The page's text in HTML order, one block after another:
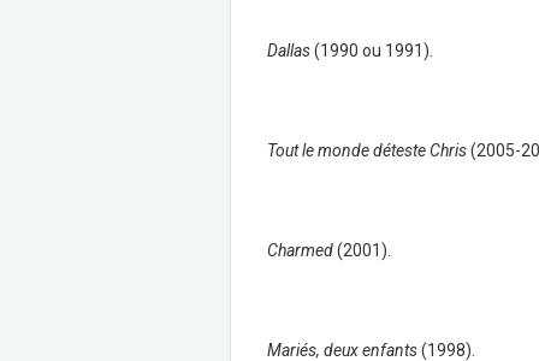
Dallas(1990 ou 1991)
Tout le monde déteste Chris(2005-
Charmed(2001).
Mariés, deux enfants(1998).